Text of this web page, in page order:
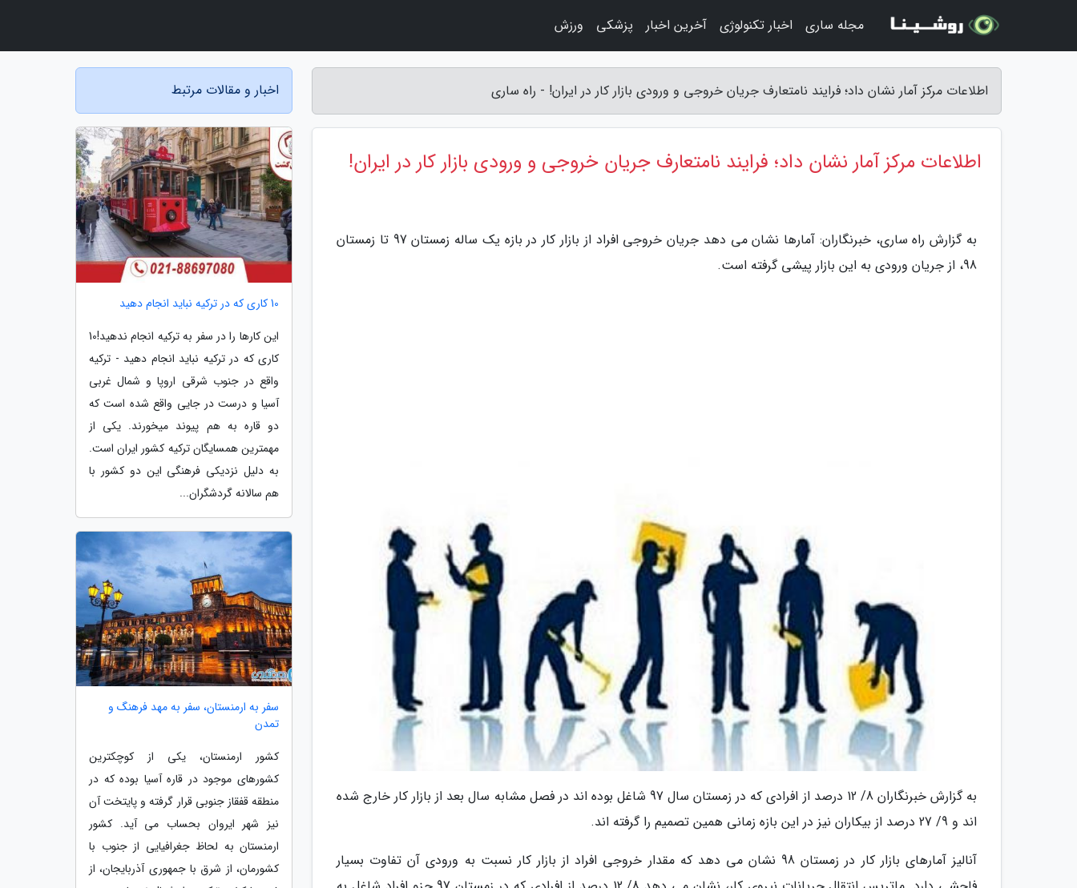
اطلاعات مرکز آمار نشان داد؛ فرایند نامتعارف جریان خروجی و ورودی بازار کار در ایران! - راه ساری
اطلاعات مرکز آمار نشان داد؛ فرایند نامتعارف جریان خروجی و ورودی بازار کار در ایران!
به گزارش راه ساری، خبرنگاران: آمارها نشان می دهد جریان خروجی افراد از بازار کار در بازه یک ساله زمستان 97 تا زمستان
98، از جریان ورودی به این بازار پیشی گرفته است.
به گزارش خبرنگاران 8/ 12 درصد از افرادی که در زمستان سال 97 شاغل بوده اند در فصل مشابه سال بعد از بازار کار خارج شده
اند و 9/ 27 درصد از بیکاران نیز در این بازه زمانی همین تصمیم را گرفته اند.
آنالیز آمارهای بازار کار در زمستان 98 نشان می دهد که مقدار خروجی افراد از بازار کار نسبت به ورودی آن تفاوت بسیار
اخبار و مقالات مرتبط
10 کاری که در ترکیه نباید انجام دهید
این کارها را در سفر به ترکیه انجام ندهید!10
کاری که در ترکیه نباید انجام دهید - ترکیه
واقع در جنوب شرقی اروپا و شمال غربی
آسیا و درست در جایی واقع شده است که
دو قاره به هم پیوند می­خورند. یکی از
مهمترین همسایگان ترکیه کشور ایران است.
به دلیل نزدیکی فرهنگی این دو کشور با
هم سالانه گردشگران...
سفر به ارمنستان، سفر به مهد فرهنگ و
تمدن
کشور ارمنستان، یکی از کوچکترین
کشورهای موجود در قاره آسیا بوده که در
منطقه قفقاز جنوبی قرار گرفته و پایتخت آن
نیز شهر ایروان بحساب می آید. کشور
ارمنستان به لحاظ جغرافیایی از جنوب با
کشورمان، از شرق با جمهوری آذربایجان، از
مجله ساری اخبار تکنولوژی آخرین اخبار پزشکی ورزش